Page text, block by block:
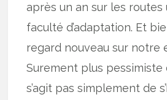
après un an sur les routes
faculté d’adaptation. Et
regard nouveau sur notre
Surement plus pessimiste
s’agit pas simplement de